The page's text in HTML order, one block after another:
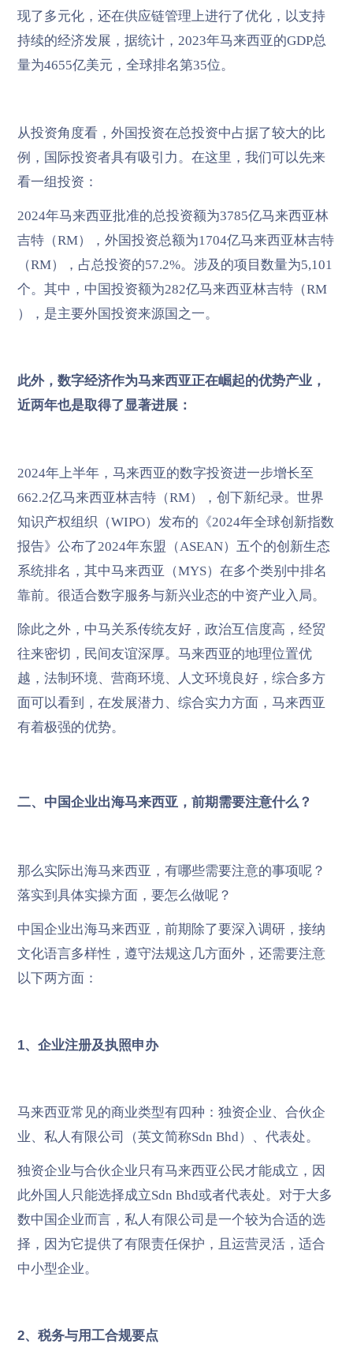
现了多元化，还在供应链管理上进行了优化，以支持
持续的经济发展，据统计，2023年马来西亚的GDP总
量为4655亿美元，全球排名第35位。
从投资角度看，外国投资在总投资中占据了较大的比
例，国际投资者具有吸引力。在这里，我们可以先来
看一组投资：
2024年马来西亚批准的总投资额为3785亿马来西亚林
吉特（RM），外国投资总额为1704亿马来西亚林吉特
（RM），占总投资的57.2%。涉及的项目数量为5,101
个。其中，中国投资额为282亿马来西亚林吉特（RM
），是主要外国投资来源国之一。
此外，数字经济作为马来西亚正在崛起的优势产业，
近两年也是取得了显著进展：
2024年上半年，马来西亚的数字投资进一步增长至
662.2亿马来西亚林吉特（RM），创下新纪录。世界
知识产权组织（WIPO）发布的《2024年全球创新指数
报告》公布了2024年东盟（ASEAN）五个的创新生态
系统排名，其中马来西亚（MYS）在多个类别中排名
靠前。很适合数字服务与新兴业态的中资产业入局。
除此之外，中马关系传统友好，政治互信度高，经贸
往来密切，民间友谊深厚。马来西亚的地理位置优
越，法制环境、营商环境、人文环境良好，综合多方
面可以看到，在发展潜力、综合实力方面，马来西亚
有着极强的优势。
二、中国企业出海马来西亚，前期需要注意什么？
那么实际出海马来西亚，有哪些需要注意的事项呢？
落实到具体实操方面，要怎么做呢？
中国企业出海马来西亚，前期除了要深入调研，接纳
文化语言多样性，遵守法规这几方面外，还需要注意
以下两方面：
1、企业注册及执照申办
马来西亚常见的商业类型有四种：独资企业、合伙企
业、私人有限公司（英文简称Sdn Bhd）、代表处。
独资企业与合伙企业只有马来西亚公民才能成立，因
此外国人只能选择成立Sdn Bhd或者代表处。对于大多
数中国企业而言，私人有限公司是一个较为合适的选
择，因为它提供了有限责任保护，且运营灵活，适合
中小型企业。
2、税务与用工合规要点